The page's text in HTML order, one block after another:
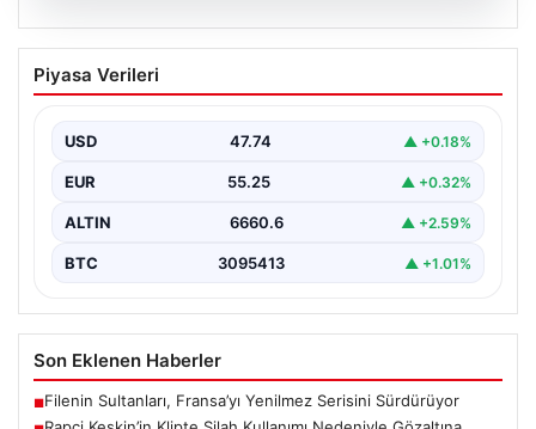
06.08.2026
Rapçi Keskin’in Klipte Silah Kullanımı
Nedeniyle Gözaltına Alınması
rapçi Yüşa Keskin, son yaptığı müzik klibinde…
Piyasa Verileri
USD 47.74 ▲ +0.18%
EUR 55.25 ▲ +0.32%
ALTIN 6660.6 ▲ +2.59%
BTC 3095413 ▲ +1.01%
Son Eklenen Haberler
■Filenin Sultanları, Fransa’yı Yenilmez Serisini Sürdürüyor